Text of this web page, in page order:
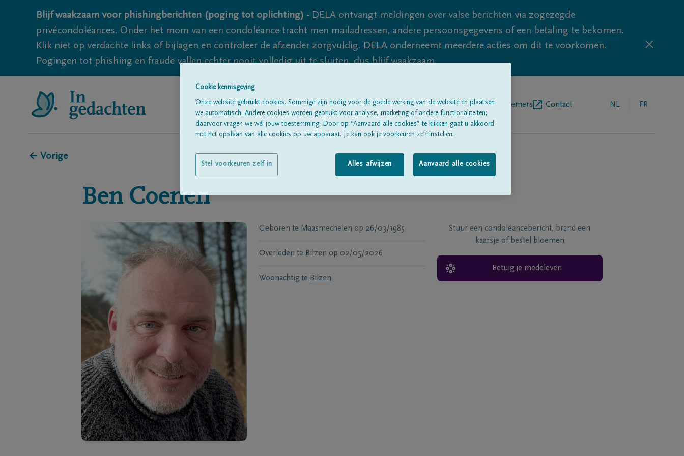
Blijf waakzaam voor phishingberichten (poging tot oplichting) - DELA ontvangt meldingen over valse berichten via zogezegde
privécondoléances. Onder het mom van een condoléance tracht men mailadressen, andere persoonsgegevens of een betaling te bekomen.
Klik niet op verdachte links of bijlagen en controleer de afzender zorgvuldig. DELA onderneemt meerdere acties om dit te voorkomen.
Pogingen tot phishing en fraude vallen echter nooit volledig uit te sluiten, dus blijf waakzaam.
Alle rouwberichtenOver onsBegrafenisondernemers Contact NL FR
← Vorige
Ben Coenen
Geboren te Maasmechelen op 26/03/1985
Overleden te Bilzen op 02/05/2026
Woonachtig te Bilzen
Stuur een condoléancebericht, brand een
kaarsje of bestel bloemen
Betuig je medeleven
Cookie kennisgeving
Onze website gebruikt cookies. Sommige zijn nodig voor de goede werking van de website en plaatsen
we automatisch. Andere cookies worden gebruikt voor analyse, marketing of andere functionaliteiten;
daarvoor vragen we wél jouw toestemming. Door op “Aanvaard alle cookies” te klikken gaat u akkoord
met het opslaan van alle cookies op uw apparaat. Je kan ook je voorkeuren zelf instellen.
Alles afwijzen Aanvaard alle cookies
Stel voorkeuren zelf in